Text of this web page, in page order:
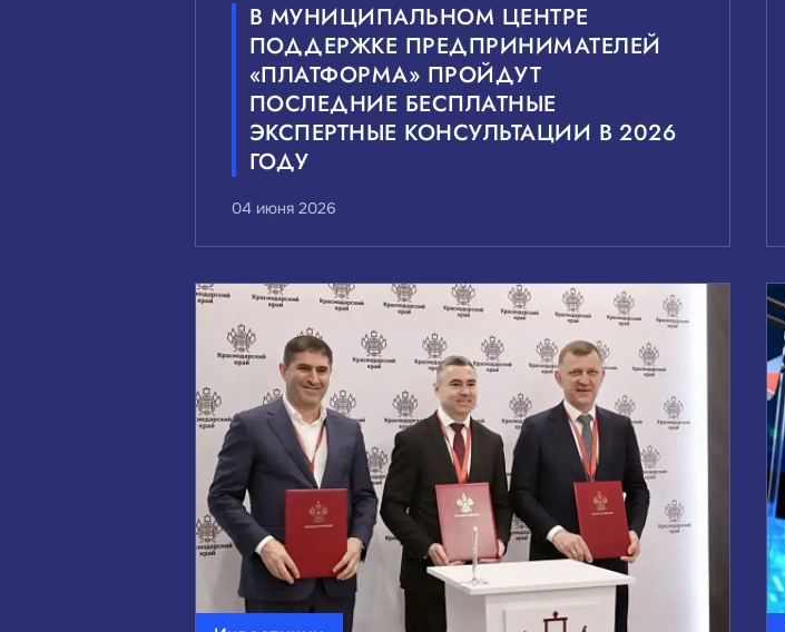
В МУНИЦИПАЛЬНОМ ЦЕНТРЕ
ПОДДЕРЖКЕ ПРЕДПРИНИМАТЕЛЕЙ
«ПЛАТФОРМА» ПРОЙДУТ
ПОСЛЕДНИЕ БЕСПЛАТНЫЕ
ЭКСПЕРТНЫЕ КОНСУЛЬТАЦИИ В 2026
ГОДУ
04 июня 2026